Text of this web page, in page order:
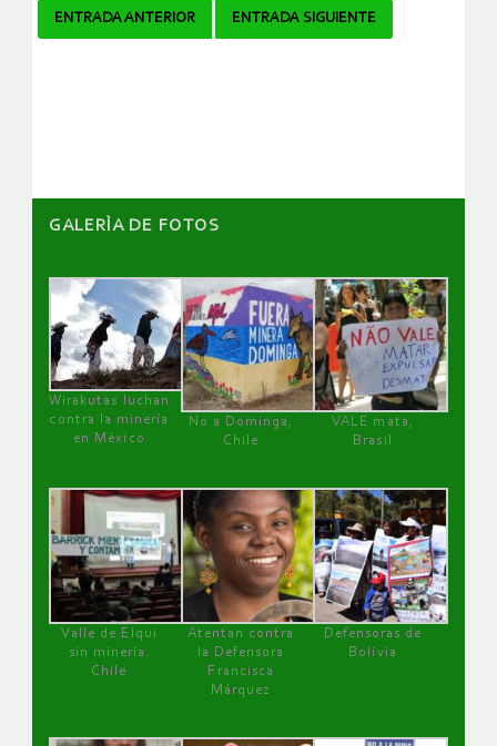
Navegador
ENTRADA ANTERIOR ENTRADA SIGUIENTE
GALERÌA DE FOTOS
Wirakutas luchan
contra la minería
en México
No a Dominga,
Chile
VALE mata,
Brasil
Valle de Elqui
sin minería.
Chile
Atentan contra
la Defensora
Francisca
Márquez
Defensoras de
Bolivia